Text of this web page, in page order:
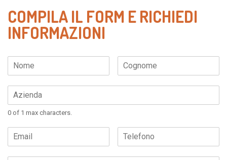
COMPILA IL FORM E RICHIEDI
INFORMAZIONI
0 of 1 max characters.